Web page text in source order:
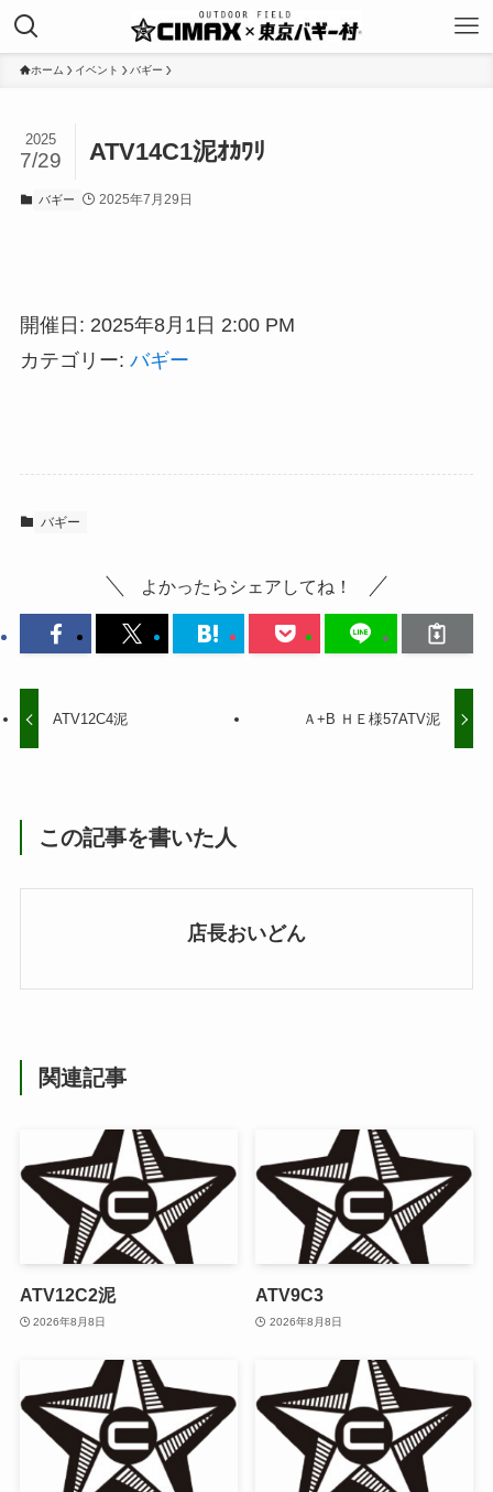
ホーム イベント バギー
ATV14C1泥ｵｶﾜﾘ
2025
7/29
バギー 2025年7月29日
開催日: 2025年8月1日 2:00 PM
カテゴリー: バギー
バギー
よかったらシェアしてね！
ATV12C4泥 Ａ+B ＨＥ様57ATV泥
この記事を書いた人
店長おいどん
関連記事
ATV12C2泥
2026年8月8日
ATV9C3
2026年8月8日